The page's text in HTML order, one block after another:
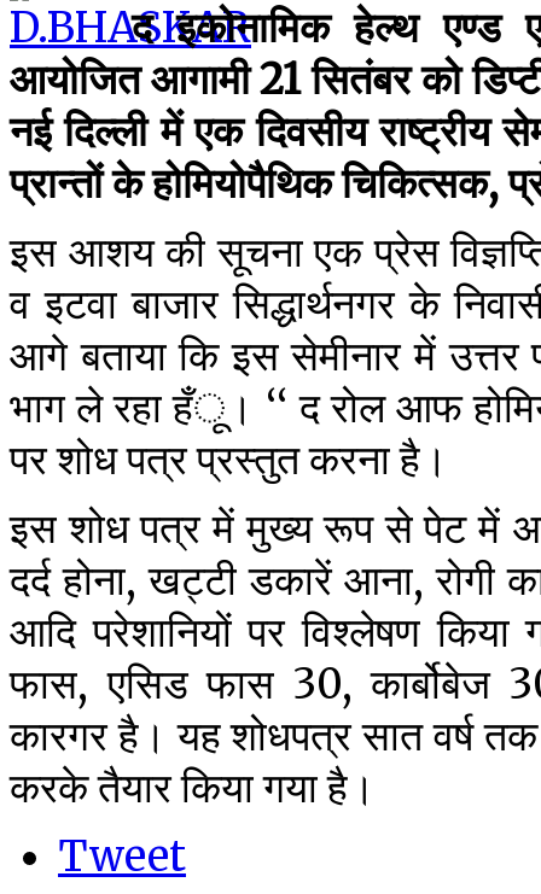
द इकोनामिक हेल्थ एण्ड
आयोजित आगामी 21 सितंबर को
नई दिल्ली में एक दिवसीय
प्रान्तों के होमियोपैथिक चिकित्सक,
इस आशय की सूचना एक प्रेस
व इटवा बाजार सिद्धार्थनगर के
आगे बताया कि इस सेमीनार में
भाग ले रहा हँू। ‘‘ द रोल आफ
पर शोध पत्र प्रस्तुत करना है।
इस शोध पत्र में मुख्य रूप से पेट में
दर्द होना, खट्टी डकारें आना,
आदि परेशानियों पर विश्लेषण
फास, एसिड फास 30, कार्बोबेज
कारगर है। यह शोधपत्र सात वर्ष तक
करके तैयार किया गया है।
Tweet